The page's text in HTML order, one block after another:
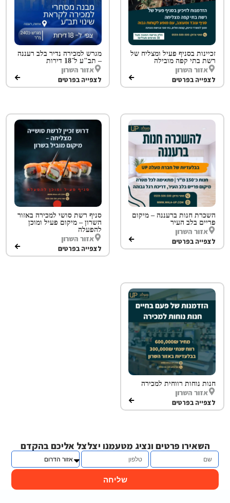
זכיינות בסניף פעיל ומצליח של
רשת בתי קפה מובילה
אזור השרון
לצפייה בפרטים
מגרש למכירה נדיר בלב רעננה
– תב"ע ל־18 דירות
אזור השרון
לצפייה בפרטים
השכרת חנות ברעננה – מיקום
פריים בלב העיר
אזור השרון
לצפייה בפרטים
סניף רשת סושי למכירה באזור
השרון – מיקום פעיל ומוכן
להפעלה
אזור השרון
לצפייה בפרטים
חנות נוחות רווחית למכירה
אזור השרון
לצפייה בפרטים
השאירו פרטים ונציג מטעמנו יצלצל אליכם בהקדם
שליחה